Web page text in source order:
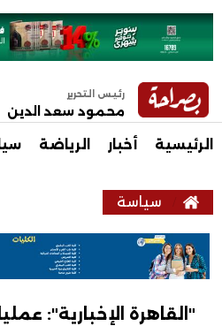
رئيس التحرير
محمود سعد الدين
الرئيسية أخبار الرياضة
سياسة
"القاهرة الإخبارية":